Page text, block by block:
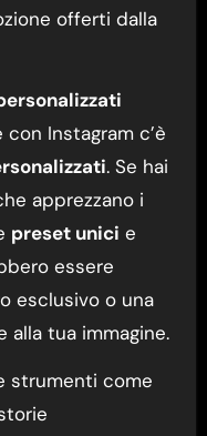
offerti dalla
Instagram c’è
. Se hai
apprezzano i
preset unici e
essere
esclusivo o una
alla tua immagine.
strumenti come